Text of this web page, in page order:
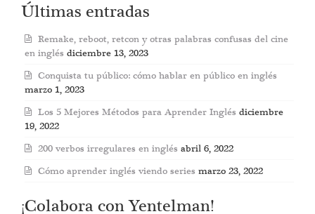
Últimas entradas
Remake, reboot, retcon y otras palabras confusas del cine
en inglés diciembre 13, 2023
Conquista tu público: cómo hablar en público en inglés
marzo 1, 2023
Los 5 Mejores Métodos para Aprender Inglés diciembre
19, 2022
200 verbos irregulares en inglés abril 6, 2022
Cómo aprender inglés viendo series marzo 23, 2022
¡Colabora con Yentelman!